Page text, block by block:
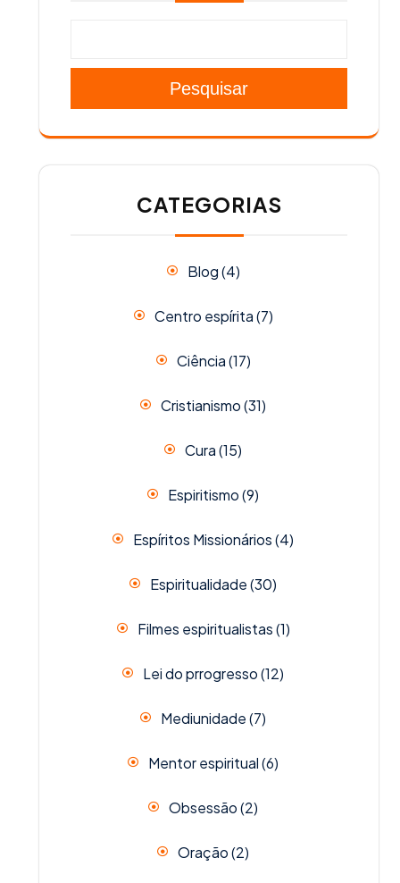
Pesquisar
CATEGORIAS
Blog(4)
Centro espírita(7)
Ciência(17)
Cristianismo(31)
Cura(15)
Espiritismo(9)
Espíritos Missionários(4)
Espiritualidade(30)
Filmes espiritualistas(1)
Lei do prrogresso(12)
Mediunidade(7)
Mentor espiritual(6)
Obsessão(2)
Oração(2)